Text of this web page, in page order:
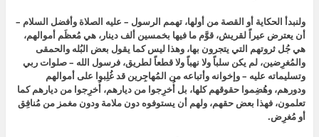
ولنبدأ الحكاية أو القصة من أولها، تهمم الرسول – عليه الصلاة وأفضل السلام –
أن يعترض عيراً لقريش، قوَّم ما فيها بخمسين ألف دينار، هي مُعظَم أموالهم،
هي جُل ثروتهم التي يتجرون بها، وهذا ليس كما يقول بعض البُله والحمقى
والمُغرِضين، لم يكن سلباً ولا نهباً ولا قطعاً لطريق، فرسول الله – صلوات ربي
وتسليماته عليه – وإخوانه وأتباعه من المُهاجِرين قد غُلِبوا على أموالهم
ودورهم، وهُضِموا حقوقهم كلها، بل أُخرِجوا من ديارهم، أُخرِجوا من ديارهم كما
تعلمون، فهذا بعض حقهم، ولهم أن يستوفوه دون ملامة ودون مغمز من مُنافِق
أو مُغرِض.